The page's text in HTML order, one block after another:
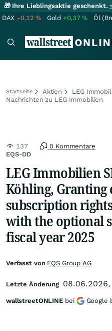
🎁 Ihre Lieblingsaktie geschenkt.
DAX -0,12% Gold +0,37% Öl
Startseite Aktien
LEG
Nachrichten zu LEG Immobilien
EQS-DD
137 0 Kommentare
LEG Immobilien
Köhling, Granting
subscription
with the optional
fiscal year 2025
Verfasst von EQS Group AG
Letzte Änderung
wallstreetONLINE bei Google